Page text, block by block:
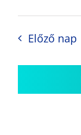
Előző nap